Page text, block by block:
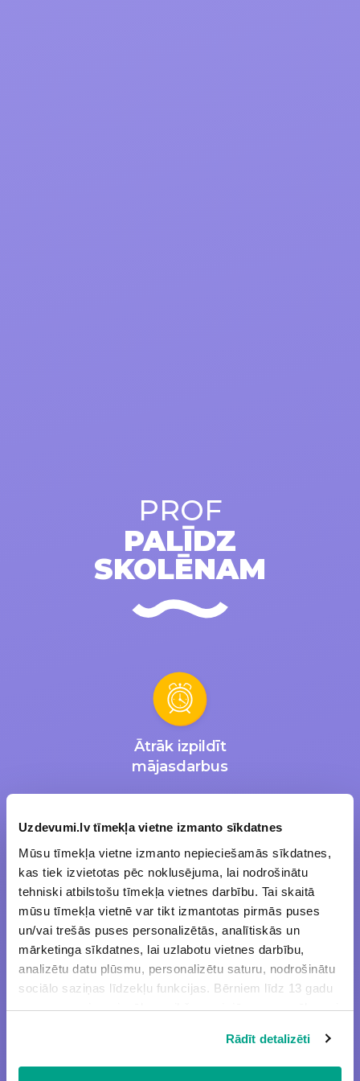
Uzdevumi.lv tīmekļa vietne izmanto sīkdatnes
Mūsu tīmekļa vietne izmanto nepieciešamās sīkdatnes,
kas tiek izvietotas pēc noklusējuma, lai nodrošinātu
tehniski atbilstošu tīmekļa vietnes darbību. Tai skaitā
mūsu tīmekļa vietnē var tikt izmantotas pirmās puses
un/vai trešās puses personalizētās, analītiskās un
mārketinga sīkdatnes, lai uzlabotu vietnes darbību,
analizētu datu plūsmu, personalizētu saturu, nodrošinātu
sociālo saziņas līdzekļu funkcijas. Bērniem līdz 13 gadu
vecumam pirms izvēles veikšanas ir jāprasa vecāka vai
Spiežot uz pogas “Apstiprināt visas”, Jūs piekrītat visām
sīkdatnēm, kas atrodas šajā tīmekļa vietnē, ieskaitot
Rādīt detalizēti
PROF
PALĪDZ
SKOLĒNAM
Ātrāk izpildīt
mājasdarbus
Iegūt labākas
sekmes
Efektīvāk apgūt